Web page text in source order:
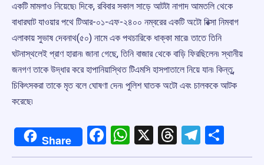
একটি মামলাও নিয়েছে৷ দিকে, রবিবার সকাল সাড়ে আটটা নাগাদ আমতলি থেকে
বাধারঘাট যাওয়ার পথে টিআর-০১-এফ-২৪০০ নম্বরের একটি অটো রিক্সা নিমবাগ
এলাকায় সুভাষ দেবনাথ(৫০) নামে এক পথচারিকে ধাক্কা মারে৷ তাতে তিনি
ঘটনাস্থলেই প্রাণ হারান৷ জানা গেছে, তিনি বাজার থেকে বাড়ি ফিরছিলেন৷ স্থানীয়
জনগণ তাকে উদ্ধার করে হাপানিয়াস্থিত টিএমসি হাসপাতালে নিয়ে যান৷ কিন্তু,
চিকিৎসকরা তাকে মৃত বলে ঘোষণা দেন৷ পুলিশ ঘাতক অটো এবং চালককে আটক
করেছে৷
Share Facebook
WhatsApp
X Threads